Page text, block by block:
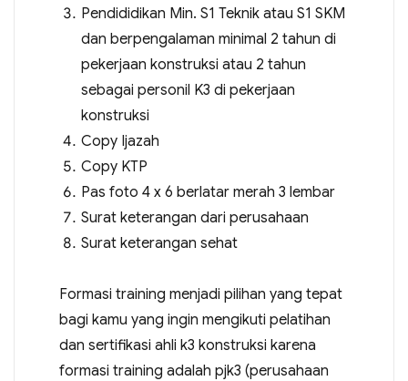
Pendididikan Min. S1 Teknik atau S1 SKM
dan berpengalaman minimal 2 tahun di
pekerjaan konstruksi atau 2 tahun
sebagai personil K3 di pekerjaan
konstruksi
Copy Ijazah
Copy KTP
Pas foto 4 x 6 berlatar merah 3 lembar
Surat keterangan dari perusahaan
Surat keterangan sehat
Formasi training menjadi pilihan yang tepat
bagi kamu yang ingin mengikuti pelatihan
dan sertifikasi ahli k3 konstruksi karena
formasi training adalah pjk3 (perusahaan